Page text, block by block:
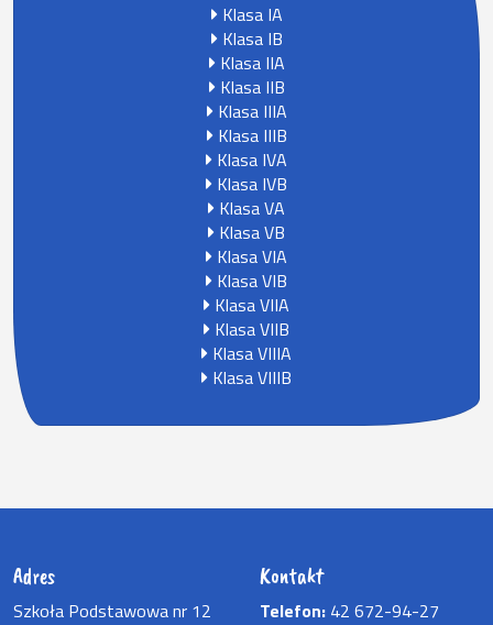
Klasa IA
Klasa IB
Klasa IIA
Klasa IIB
Klasa IIIA
Klasa IIIB
Klasa IVA
Klasa IVB
Klasa VA
Klasa VB
Klasa VIA
Klasa VIB
Klasa VIIA
Klasa VIIB
Klasa VIIIA
Klasa VIIIB
Adres
Szkoła Podstawowa nr 12
Kontakt
Telefon: 42 672-94-27